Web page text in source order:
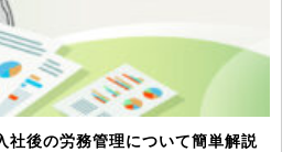
社後の労務管理について簡単解説